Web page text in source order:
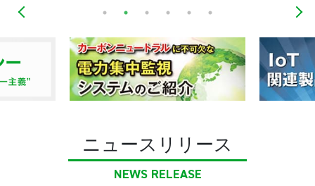
ニュースリリース
NEWS RELEASE